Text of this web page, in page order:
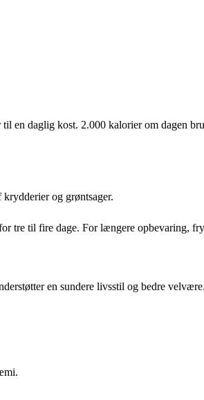
en daglig kost. 2.000 kalorier om dagen
og grøntsager.
tre til fire dage. For længere opbevaring,
en sundere livsstil og bedre velvære.